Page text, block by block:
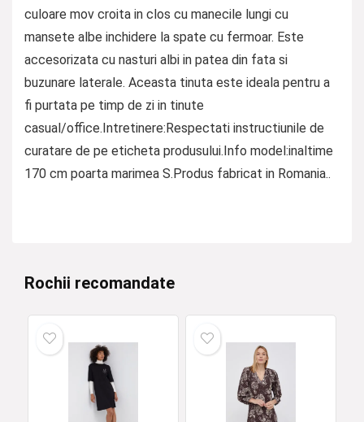
culoare mov croita in clos cu manecile lungi cu
mansete albe inchidere la spate cu fermoar. Este
accesorizata cu nasturi albi in patea din fata si
buzunare laterale. Aceasta tinuta este ideala pentru a
fi purtata pe timp de zi in tinute
casual/office.Intretinere:Respectati instructiunile de
curatare de pe eticheta produsului.Info model:inaltime
170 cm poarta marimea S.Produs fabricat in Romania..
Rochii recomandate